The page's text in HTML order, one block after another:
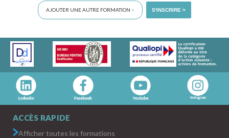
AJOUTER UNE AUTRE FORMATION > S'INSCRIRE >
ACCÈS RAPIDE
Afficher toutes les formations